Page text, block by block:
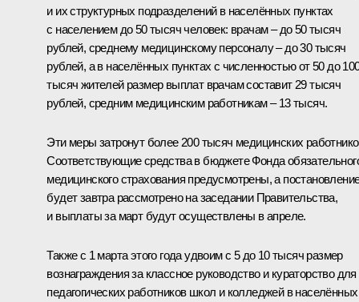
и их структурных подразделений в населённых пунктах
с населением до 50 тысяч человек: врачам – до 50 тысяч
рублей, среднему медицинскому персоналу – до 30 тысяч
рублей, а в населённых пунктах с численностью от 50 до
тысяч жителей размер выплат врачам составит 29 тысяч
рублей, средним медицинским работникам – 13 тысяч.
Эти меры затронут более 200 тысяч медицинских
Соответствующие средства в бюджете Фонда
медицинского страхования предусмотрены, а
будет завтра рассмотрено на заседании Правительства,
и выплаты за март будут осуществлены в апреле.
Также с 1 марта этого года удвоим с 5 до 10 тысяч размер
вознаграждения за классное руководство и кураторство для
педагогических работников школ и колледжей в населённых